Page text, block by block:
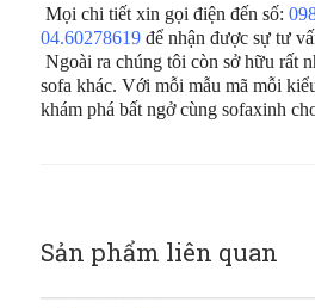
Mọi chi tiết xin gọi điện đến số:
04.60278619 để nhận được sự tư
Ngoài ra chúng tôi còn sở hữu rất
sofa khác. Với mỗi mẫu mã mỗi
khám phá bất ngở cùng sofaxinh
Sản phẩm liên quan